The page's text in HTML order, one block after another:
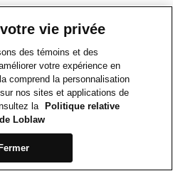
vie privée
des témoins et des
votre expérience en
comprend la personnalisation
nos sites et applications de
la
Politique relative
Loblaw
Fermer